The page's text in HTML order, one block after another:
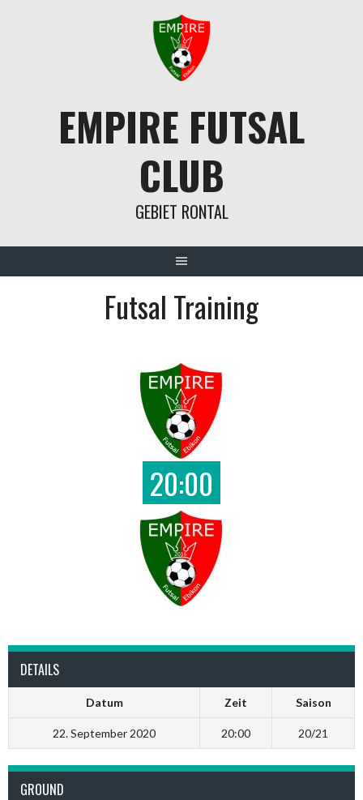
EMPIRE FUTSAL
CLUB
GEBIET RONTAL
Futsal Training
20:00
DETAILS
Datum Zeit Saison
22. September 2020 20:00 20/21
GROUND